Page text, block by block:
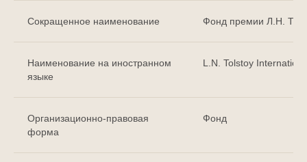
Сокращенное наименование Фонд премии Л.Н.
Наименование на иностранном
языке
L.N. Tolstoy
Организационно-правовая
форма
Фонд